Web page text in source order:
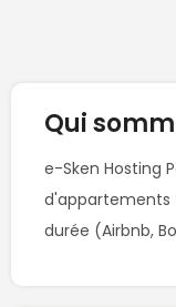
Qui
e-Sken Hosting
d'appartements
durée (Airbnb,